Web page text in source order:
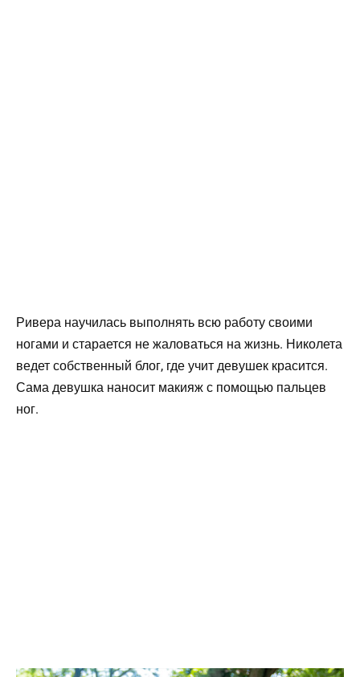
Ривера научилась выполнять всю работу своими
ногами и старается не жаловаться на жизнь. Николета
ведет собственный блог, где учит девушек красится.
Сама девушка наносит макияж с помощью пальцев
ног.